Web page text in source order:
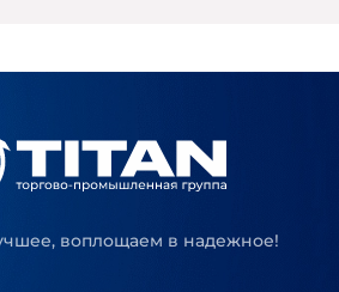
воплощаем в надежное!